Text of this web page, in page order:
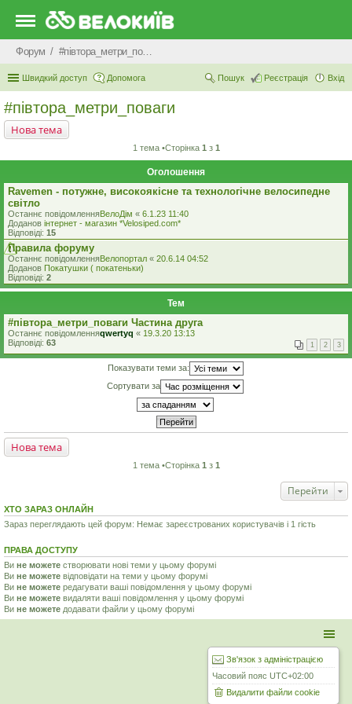
Форум #‎пiвтора_метри_поваги‬
Швидкий доступ Допомога Вхід
Реєстрація
Пошук
#‎пiвтора_метри_поваги‬
Нова тема
1 тема •Сторінка 1 з 1
Оголошення
Ravemen - потужне, високоякісне та технологічне велосипедне
світло
Останнє повідомленняВелоДім « 6.1.23 11:40
Доданов iнтернет - магазин *Velosiped.com*
Відповіді: 15
Правила форуму
Останнє повідомленняВелопортал « 20.6.14 04:52
Доданов Покатушки ( покатеньки)
Відповіді: 2
Тем
#‎півтора_метри_поваги Частина друга
Останнє повідомленняqwertyq « 19.3.20 13:13
Відповіді: 63 1 2 3
Показувати теми за:
Сортувати за
Нова тема
1 тема •Сторінка 1 з 1
Перейти
ХТО ЗАРАЗ ОНЛАЙН
Зараз переглядають цей форум: Немає зареєстрованих користувачів і 1 гість
ПРАВА ДОСТУПУ
Ви не можете створювати нові теми у цьому форумі
Ви не можете відповідати на теми у цьому форумі
Ви не можете редагувати ваші повідомлення у цьому форумі
Ви не можете видаляти ваші повідомлення у цьому форумі
Ви не можете додавати файли у цьому форумі
Зв'язок з адміністрацією
Часовий пояс UTC+02:00
Видалити файли cookie